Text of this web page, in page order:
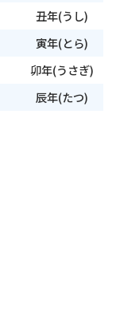
丑年(うし)
寅年(とら)
卯年(うさぎ)
辰年(たつ)